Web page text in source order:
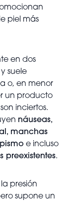
piel más
en dos
y suele
o, en menor
un producto
inciertos.
náuseas,
manchas
e incluso
preexistentes.
presión
supone un